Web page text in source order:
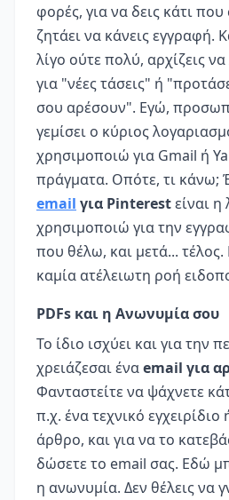
φορές, για να δεις κάτι
ζητάει να κάνεις εγγραφή.
λίγο ούτε πολύ, αρχίζεις
για "νέες τάσεις" ή
σου αρέσουν". Εγώ,
γεμίσει ο κύριος
χρησιμοποιώ για Gmail ή
πράγματα. Οπότε, τι κάνω;
email για Pinterestείναι η
χρησιμοποιώ για την
που θέλω, και μετά...
καμία ατέλειωτη ροή
PDFs και η Ανωνυμία σου
Το ίδιο ισχύει και για την
χρειάζεσαι έναemail για
Φανταστείτε να ψάχνετε
π.χ. ένα τεχνικό
άρθρο, και για να το
δώσετε το email σας. Εδώ
η ανωνυμία. Δεν θέλεις να